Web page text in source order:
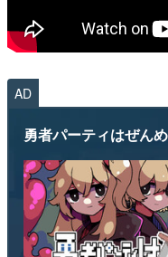
AD
勇者パーティはぜん